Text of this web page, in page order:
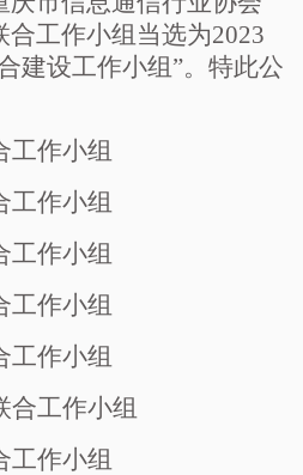
合工作小组当选为2023
建设工作小组”。特此公
工作小组
工作小组
工作小组
工作小组
工作小组
合工作小组
工作小组